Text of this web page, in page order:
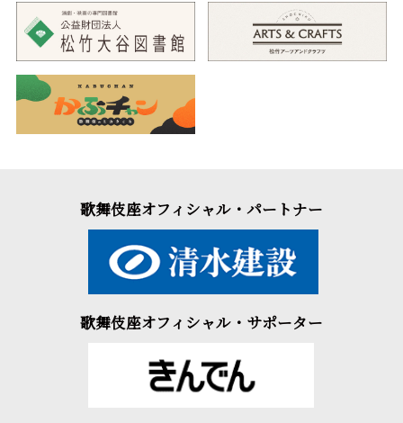
歌舞伎座オフィシャル・パートナー
歌舞伎座オフィシャル・サポーター